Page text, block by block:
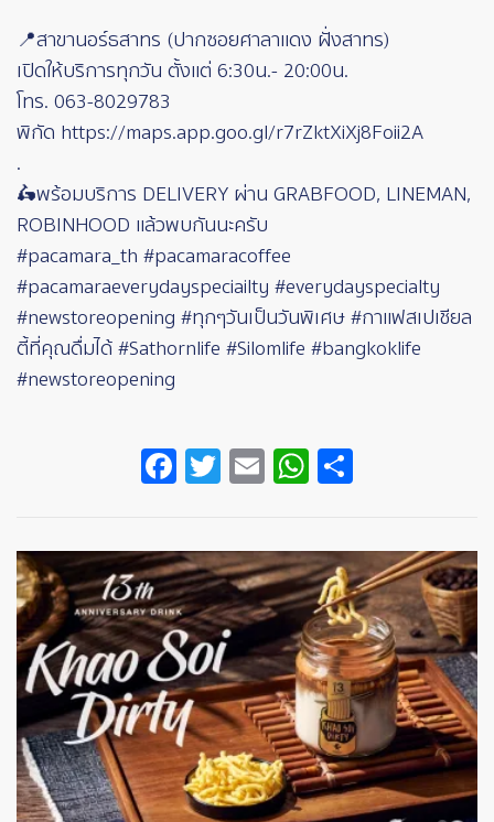
📍สาขานอร์ธสาทร (ปากซอยศาลาแดง ฝั่งสาทร)
เปิดให้บริการทุกวัน ตั้งแต่ 6:30น.- 20:00น.
โทร. 063-8029783
พิกัด https://maps.app.goo.gl/r7rZktXiXj8Foii2A
.
🛵พร้อมบริการ DELIVERY ผ่าน GRABFOOD, LINEMAN,
ROBINHOOD แล้วพบกันนะครับ
#pacamara_th #pacamaracoffee
#pacamaraeverydayspeciailty #everydayspecialty
#newstoreopening #ทุกๆวันเป็นวันพิเศษ #กาแฟสเปเชียล
ตี้ที่คุณดื่มได้ #Sathornlife #Silomlife #bangkoklife
#newstoreopening
Facebook
Twitter
EmailWhatsApp
Image